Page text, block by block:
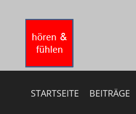
springen
STARTSEITE BEITRÄGE